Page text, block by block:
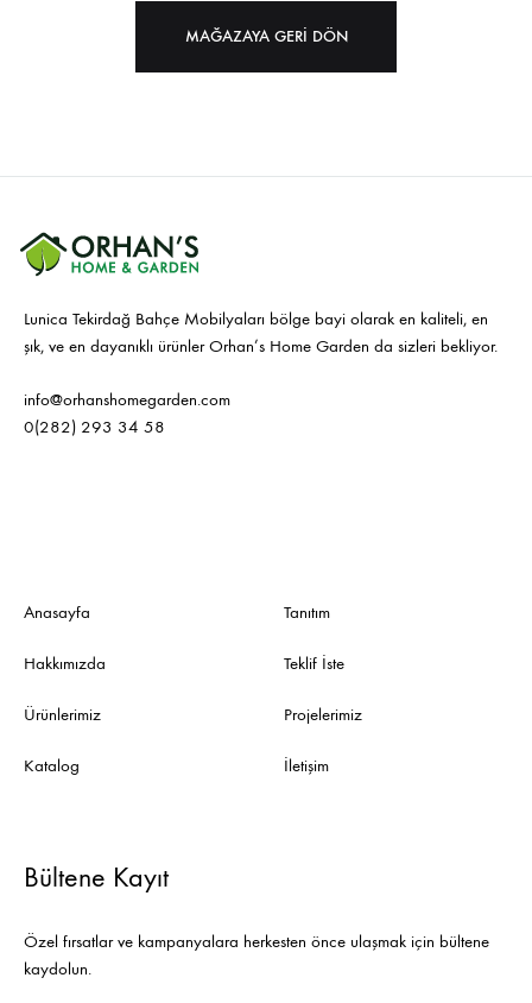
MAĞAZAYA GERI DÖN
Lunica Tekirdağ Bahçe Mobilyaları bölge bayi olarak en kaliteli, en
şık, ve en dayanıklı ürünler Orhan’s Home Garden da sizleri bekliyor.
info@orhanshomegarden.com
0(282) 293 34 58
Anasayfa
Hakkımızda
Ürünlerimiz
Katalog
Tanıtım
Teklif İste
Projelerimiz
İletişim
Bültene Kayıt
Özel fırsatlar ve kampanyalara herkesten önce ulaşmak için bültene
kaydolun.